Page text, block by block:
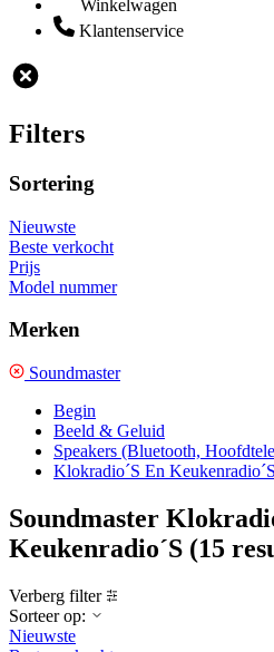
Winkelwagen
Klantenservice
Filters
Sortering
Nieuwste
Beste verkocht
Prijs
Model nummer
Merken
Soundmaster
Begin
Beeld & Geluid
Speakers (Bluetooth,
Klokradio´S En Keukenradio´S
Soundmaster
Keukenradio´S (15
Verberg filter
Sorteer op:
Nieuwste